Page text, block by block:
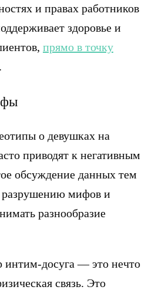
и правах работников
здоровье и
прямо в точку
о девушках на
приводят к негативным
обсуждение данных тем
разрушению мифов и
разнообразие
интим-досуга — это нечто
связь. Это